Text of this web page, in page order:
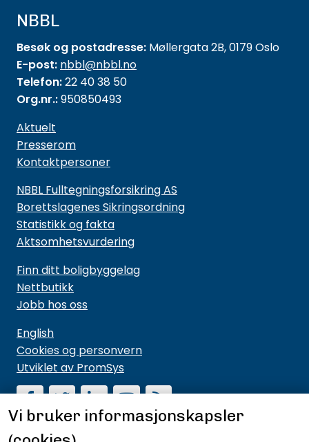
NBBL
Besøk og postadresse: Møllergata 2B, 0179 Oslo
E-post: nbbl@nbbl.no
Telefon:22 40 38 50
Org.nr.:950850493
Aktuelt
Presserom
Kontaktpersoner
NBBL Fulltegningsforsikring AS
Borettslagenes Sikringsordning
Statistikk og fakta
Aktsomhetsvurdering
Finn ditt boligbyggelag
Nettbutikk
Jobb hos oss
English
Cookies og personvern
Utviklet av PromSys
Vi bruker informasjonskapsler